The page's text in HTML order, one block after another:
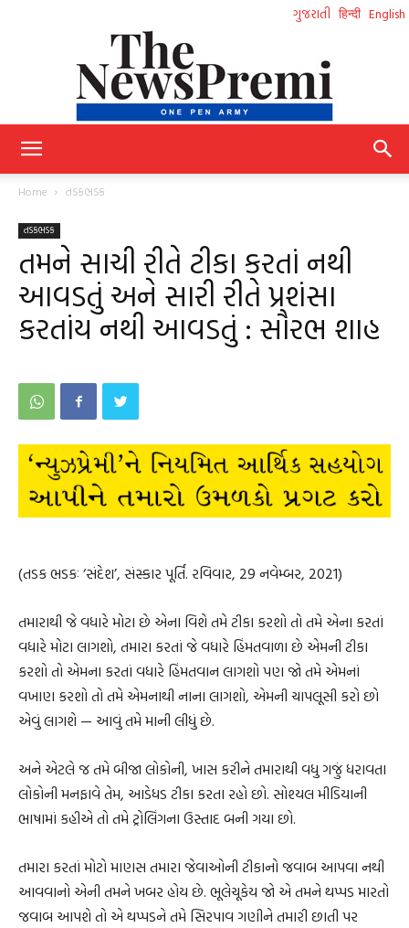
ગુજરાતી हिन्दी English
Gujarati
Home તડકભડક
તડકભડક
તમને સાચી રીતે ટીકા કરતાં નથી
આવડતું અને સારી રીતે પ્રશંસા
કરતાંય નથી આવડતું : સૌરભ શાહ
(તડક ભડકઃ ‘સંદેશ’, સંસ્કાર પૂર્તિ. રવિવાર, 29 નવેમ્બર, 2021)
તમારાથી જે વધારે મોટા છે એના વિશે તમે ટીકા કરશો તો તમે એના કરતાં
વધારે મોટા લાગશો, તમારા કરતાં જે વધારે હિંમતવાળા છે એમની ટીકા
કરશો તો એમના કરતાં વધારે હિંમતવાન લાગશો પણ જો તમે એમનાં
વખાણ કરશો તો તમે એમનાથી નાના લાગશો, એમની ચાપલૂસી કરો છો
એવું લાગશે — આવું તમે માની લીધું છે.
અને એટલે જ તમે બીજા લોકોની, ખાસ કરીને તમારાથી વધુ ગજું ધરાવતા
લોકોની મનફાવે તેમ, આડેધડ ટીકા કરતા રહો છો. સોશ્યલ મીડિયાની
ભાષામાં કહીએ તો તમે ટ્રોલિંગના ઉસ્તાદ બની ગયા છો.
તમારા કરતાં મોટો માણસ તમારા જેવાઓની ટીકાનો જવાબ આપવા નથી
આવવાનો એની તમને ખબર હોય છે. ભૂલેચૂકેય જો એ તમને થપ્પડ મારતો
જવાબ આપશે તો એ થપ્પડને તમે સિરપાવ ગણીને તમારી છાતી પર